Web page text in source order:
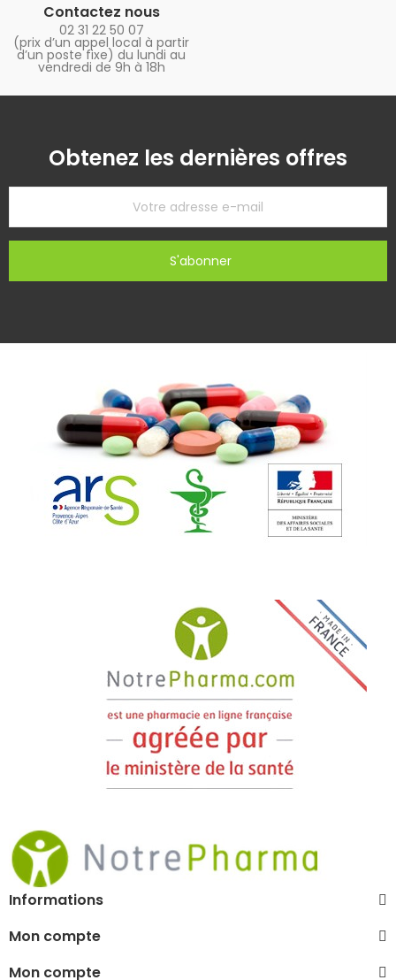
Contactez nous
02 31 22 50 07
(prix d’un appel local à partir
d’un poste fixe) du lundi au
vendredi de 9h à 18h
Obtenez les dernières offres
S'abonner
Informations
Mon compte
Mon compte